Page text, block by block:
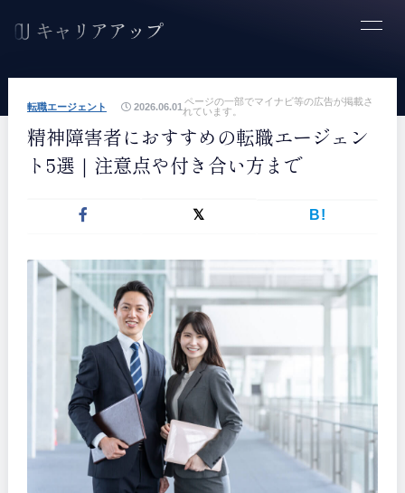
ページの一部でマイナビ等の広告が掲載さ
れています。
転職エージェント 2026.06.01
精神障害者におすすめの転職エージェン
ト5選｜注意点や付き合い方まで
B!